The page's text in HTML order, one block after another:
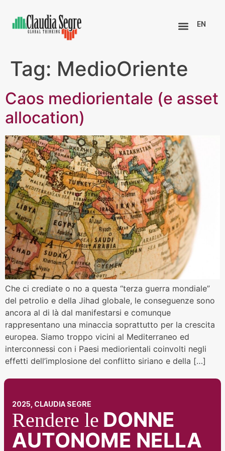
EN
Tag: MedioOriente
Caos mediorientale (e asset
allocation)
Che ci crediate o no a questa “terza guerra mondiale”
del petrolio e della Jihad globale, le conseguenze sono
ancora al di là dal manifestarsi e comunque
rappresentano una minaccia soprattutto per la crescita
europea. Siamo troppo vicini al Mediterraneo ed
interconnessi con i Paesi mediorientali coinvolti negli
effetti dell’implosione del conflitto siriano e della […]
2025, CLAUDIA SEGRE
Rendere le DONNE
AUTONOME NELLA